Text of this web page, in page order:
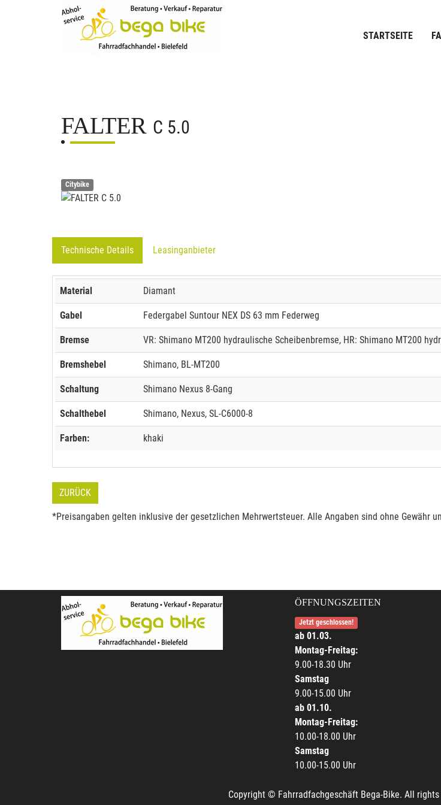
STARTSEITE
FALTER C 5.0
Citybike
Technische Details Leasinganbieter
Material Diamant
Gabel Federgabel Suntour NEX DS 63 mm Federweg
Bremse VR: Shimano MT200 hydraulische Scheibenbremse, HR: Shimano MT200
Bremshebel Shimano, BL-MT200
Schaltung Shimano Nexus 8-Gang
Schalthebel Shimano, Nexus, SL-C6000-8
Farben: khaki
ZURÜCK
*Preisangaben gelten inklusive der gesetzlichen Mehrwertsteuer. Alle Angaben sind ohne Gewähr
ÖFFNUNGSZEITEN
Jetzt geschlossen!
ab 01.03.
Montag-Freitag:
9.00-18.30 Uhr
Samstag
9.00-15.00 Uhr
ab 01.10.
Montag-Freitag:
10.00-18.00 Uhr
Samstag
10.00-15.00 Uhr
Copyright © Fahrradfachgeschäft Bega-Bike. All rights